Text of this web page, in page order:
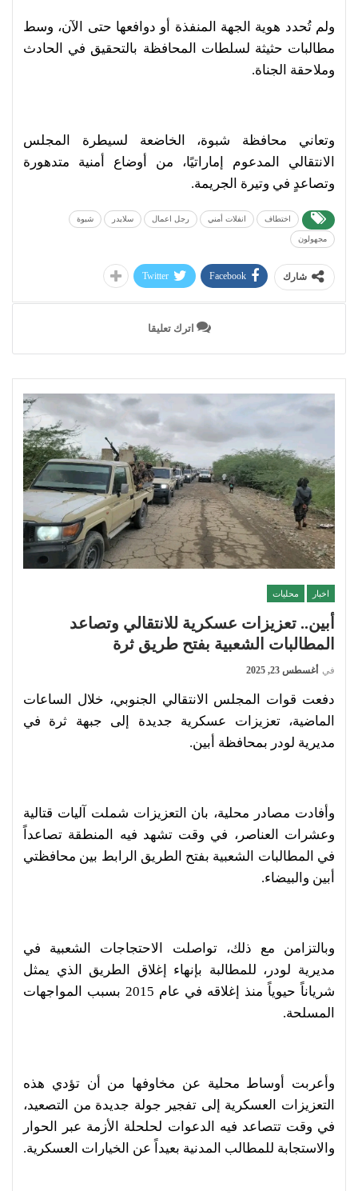
ولم تُحدد هوية الجهة المنفذة أو دوافعها حتى الآن، وسط
مطالبات حثيثة لسلطات المحافظة بالتحقيق في الحادث
وملاحقة الجناة.
وتعاني محافظة شبوة، الخاضعة لسيطرة المجلس
الانتقالي المدعوم إماراتيًا، من أوضاع أمنية متدهورة
وتصاعدٍ في وتيرة الجريمة.
اختطاف انفلات أمني رجل اعمال سلايدر شبوة
مجهولون
شارك Facebook
Twitter
اترك تعليقا
اخبار محليات
أبين.. تعزيزات عسكرية للانتقالي وتصاعد
المطالبات الشعبية بفتح طريق ثرة
في أغسطس 23, 2025
دفعت قوات المجلس الانتقالي الجنوبي، خلال الساعات
الماضية، تعزيزات عسكرية جديدة إلى جبهة ثرة في
مديرية لودر بمحافظة أبين.
وأفادت مصادر محلية، بان التعزيزات شملت آليات قتالية
وعشرات العناصر، في وقت تشهد فيه المنطقة تصاعداً
في المطالبات الشعبية بفتح الطريق الرابط بين محافظتي
أبين والبيضاء.
وبالتزامن مع ذلك، تواصلت الاحتجاجات الشعبية في
مديرية لودر، للمطالبة بإنهاء إغلاق الطريق الذي يمثل
شرياناً حيوياً منذ إغلاقه في عام 2015 بسبب المواجهات
المسلحة.
وأعربت أوساط محلية عن مخاوفها من أن تؤدي هذه
التعزيزات العسكرية إلى تفجير جولة جديدة من التصعيد،
في وقت تتصاعد فيه الدعوات لحلحلة الأزمة عبر الحوار
والاستجابة للمطالب المدنية بعيداً عن الخيارات العسكرية.